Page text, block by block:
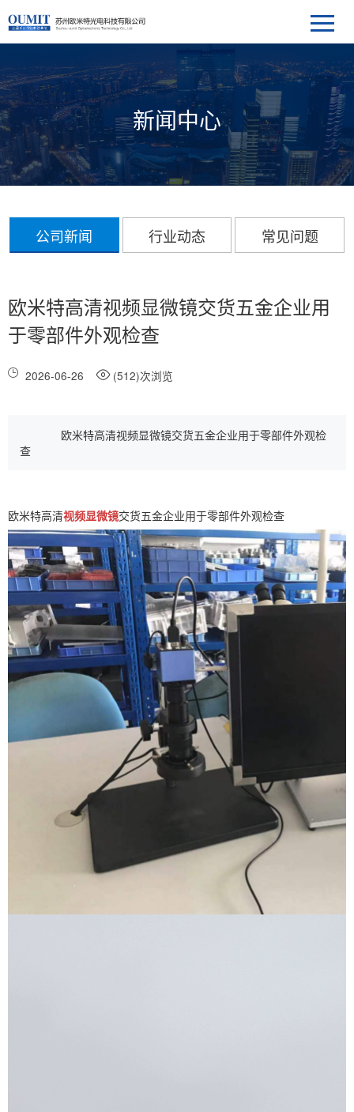
新闻中心
公司新闻 行业动态 常见问题
欧米特高清视频显微镜交货五金企业用
于零部件外观检查
2026-06-26 (512)次浏览
欧米特高清视频显微镜交货五金企业用于零部件外观检
查
欧米特高清视频显微镜交货五金企业用于零部件外观检查